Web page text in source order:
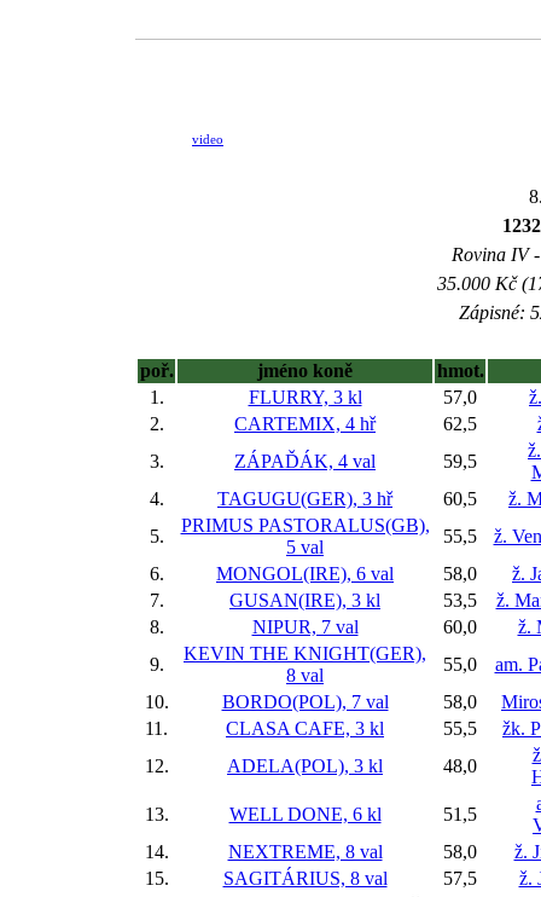
video
Rovina IV
35.000 Kč
Zápisné:
poř. jméno koně
hmot.
1.
FLURRY, 3 kl 57,0
2.
CARTEMIX, 4 hř 62,5
3.
ZÁPAĎÁK, 4 val 59,5
4.
TAGUGU(GER), 3 hř 60,5
ž.
5.
PRIMUS PASTORALUS(GB),
5 val
55,5
ž.
6.
MONGOL(IRE), 6 val 58,0
ž.
7.
GUSAN(IRE), 3 kl 53,5
ž.
8.
NIPUR, 7 val 60,0
ž.
9.
KEVIN THE KNIGHT(GER),
8 val
55,0
am.
10.
BORDO(POL), 7 val 58,0
11.
CLASA CAFE, 3 kl 55,5
žk.
12.
ADELA(POL), 3 kl 48,0
13.
WELL DONE, 6 kl 51,5
14.
NEXTREME, 8 val 58,0
ž.
15.
SAGITÁRIUS, 8 val 57,5
ž.